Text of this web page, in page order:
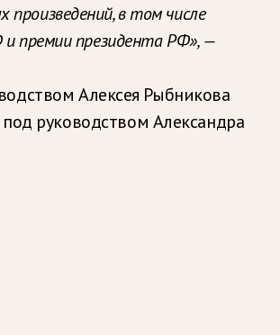
произведений, в том числе
и премии президента РФ», —
Алексея Рыбникова
руководством Александра